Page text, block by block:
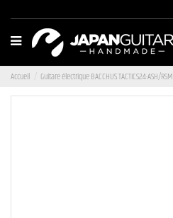
Accueil Guitare électrique BACCHUS TACTICS24-ASH/RSM